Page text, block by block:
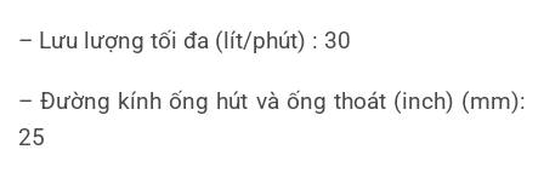
– Lưu lượng tối đa (lít/phút) : 30
– Đường kính ống hút và ống thoát (inch) (mm):
25